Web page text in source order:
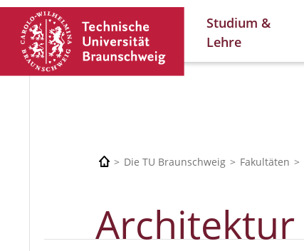
Studium &
Lehre
Die TU Braunschweig Fakultäten
Architektur